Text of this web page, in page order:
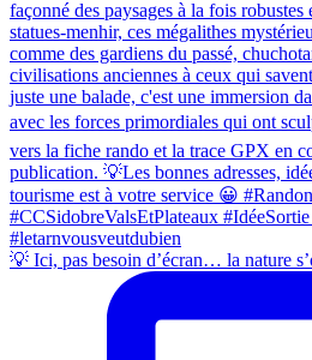
💡 Ici, pas besoin d’écran… la nature